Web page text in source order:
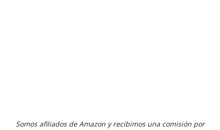
Somos afiliados de Amazon y recibimos una comisión por